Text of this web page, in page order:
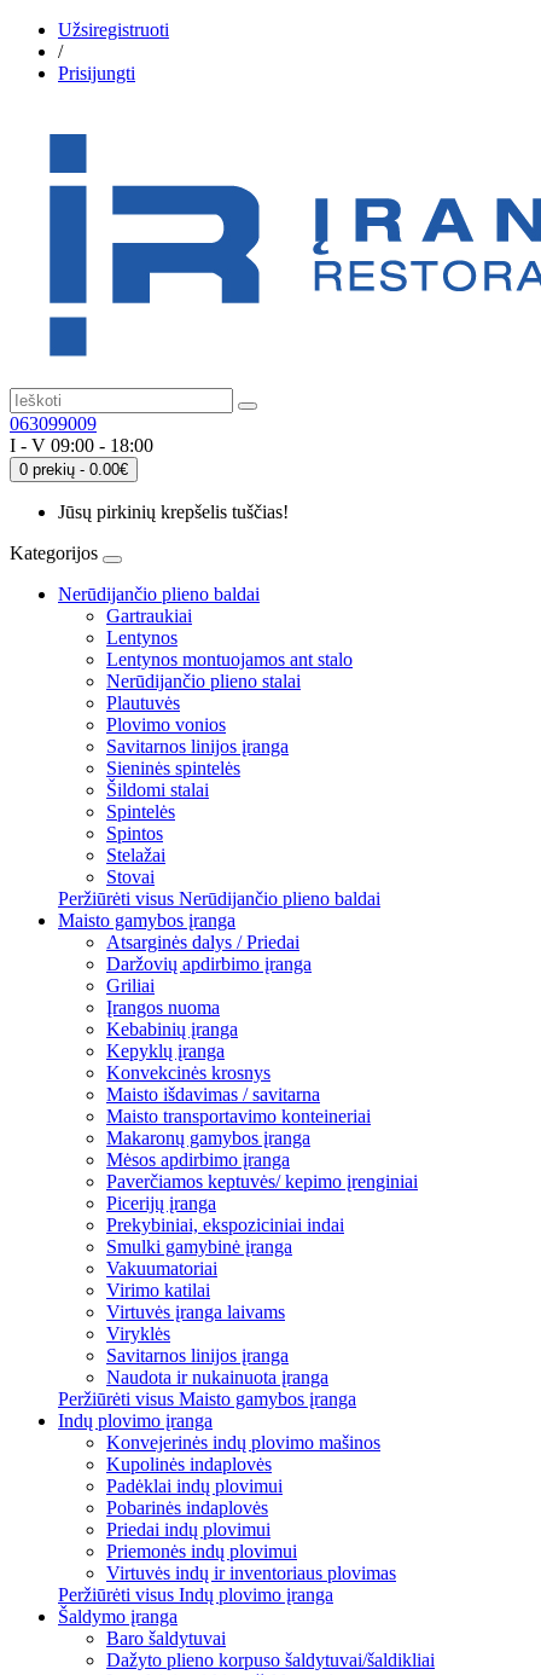
Užsiregistruoti
/
Prisijungti
063099009
I - V 09:00 - 18:00
0 prekių - 0.00€
Jūsų pirkinių krepšelis tuščias!
Kategorijos
Nerūdijančio plieno baldai
Gartraukiai
Lentynos
Lentynos montuojamos ant stalo
Nerūdijančio plieno stalai
Plautuvės
Plovimo vonios
Savitarnos linijos įranga
Sieninės spintelės
Šildomi stalai
Spintelės
Spintos
Stelažai
Stovai
Peržiūrėti visus Nerūdijančio plieno baldai
Maisto gamybos įranga
Atsarginės dalys / Priedai
Daržovių apdirbimo įranga
Griliai
Įrangos nuoma
Kebabinių įranga
Kepyklų įranga
Konvekcinės krosnys
Maisto išdavimas / savitarna
Maisto transportavimo konteineriai
Makaronų gamybos įranga
Mėsos apdirbimo įranga
Paverčiamos keptuvės/ kepimo įrenginiai
Picerijų įranga
Prekybiniai, ekspoziciniai indai
Smulki gamybinė įranga
Vakuumatoriai
Virimo katilai
Virtuvės įranga laivams
Viryklės
Savitarnos linijos įranga
Naudota ir nukainuota įranga
Peržiūrėti visus Maisto gamybos įranga
Indų plovimo įranga
Konvejerinės indų plovimo mašinos
Kupolinės indaplovės
Padėklai indų plovimui
Pobarinės indaplovės
Priedai indų plovimui
Priemonės indų plovimui
Virtuvės indų ir inventoriaus plovimas
Peržiūrėti visus Indų plovimo įranga
Šaldymo įranga
Baro šaldytuvai
Dažyto plieno korpuso šaldytuvai/šaldikliai